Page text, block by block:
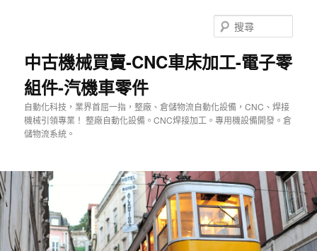
中古機械買賣-CNC車床加工-電子零
組件-汽機車零件
自動化科技，業界首屈一指，整廠、倉儲物流自動化設備，CNC、焊接
機械引領專業！ 整廠自動化設備。CNC焊接加工。專用機設備開發。倉
儲物流系統。
尋